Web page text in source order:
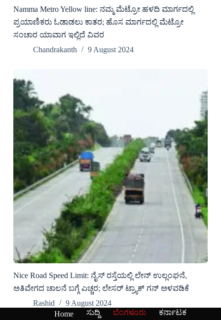
Namma Metro Yellow line: ನಮ್ಮ ಮೆಟ್ರೋ ಹಳದಿ ಮಾರ್ಗದಲ್ಲಿ
ಪ್ರಯಾಣಿಕರು ಓಡಾಡಲು ಕಾತರ; ಹೊಸ ಮಾರ್ಗದಲ್ಲಿ ಮೆಟ್ರೋ
ಸಂಚಾರ ಯಾವಾಗ ಇಲ್ಲಿದೆ ವಿವರ
Chandrakanth
9 August 2024
Nice Road Speed Limit: ನೈಸ್ ರಸ್ತೆಯಲ್ಲಿ ಲೇನ್ ಉಲ್ಲಂಘನೆ,
ಅತಿವೇಗದ ಚಾಲನೆ ಬಗ್ಗೆ ಎಚ್ಚರ; ಲೇಸರ್ ಟ್ರ್ಯಾಕ್ ಗನ್ ಅಳವಡಿಕೆ
Rashid
9 August 2024
Home
ಸುದ್ದಿ ಬೆಂಗಳೂರು ಕರ್ನಾಟಕ